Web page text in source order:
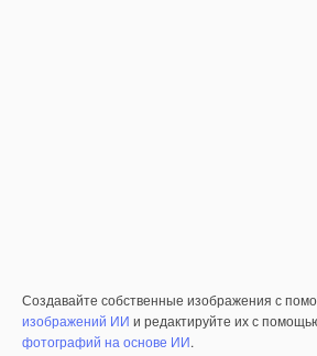
Создавайте собственные изображения с
изображений ИИ и редактируйте их с
фотографий на основе ИИ.